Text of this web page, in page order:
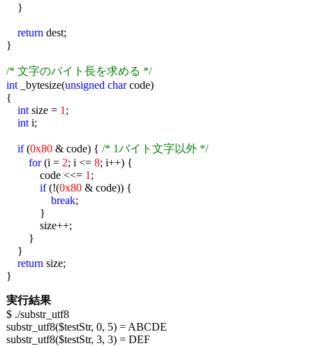
}
return dest;
}
/* 文字のバイト長を求める */
int_bytesize(unsigned charcode)
{
intsize = 1 ;
inti;
if(0x80& code) { /* 1バイト文字以外 */
for(i = 2; i <= 8; i++) {
code <<= 1 ;
if(!(0x80& code)) {
break;
}
size++;
}
}
return size;
}
実行結果
$ ./substr_utf8
substr_utf8($testStr, 0, 5) = ABCDE
substr_utf8($testStr, 3, 3) = DEF